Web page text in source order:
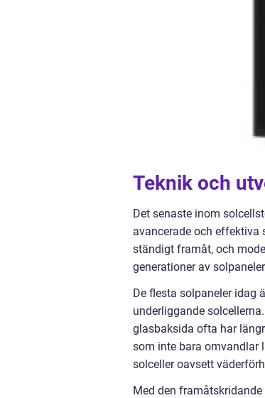
Teknik och
Det senaste inom
avancerade och effektiva
ständigt framåt, och
generationer av
De flesta solpaneler idag
underliggande
glasbaksida ofta har
som inte bara omvandlar
solceller oavsett
Med den